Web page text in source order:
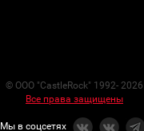
© ООО "CastleRock" 1992- 2026
Все права защищены
Мы в соцсетях